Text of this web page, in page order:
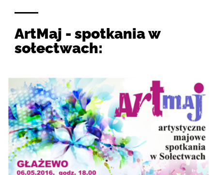
ArtMaj - spotkania w
sołectwach: